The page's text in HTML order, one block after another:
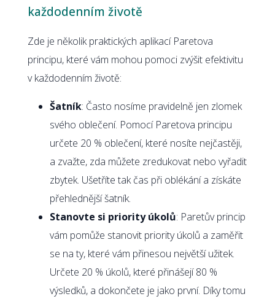
každodenním životě
Zde je několik praktických aplikací Paretova
principu, které vám mohou pomoci zvýšit efektivitu
v každodenním životě:
Šatník: Často nosíme pravidelně jen zlomek
svého oblečení. Pomocí Paretova principu
určete 20 % oblečení, které nosíte nejčastěji,
a zvažte, zda můžete zredukovat nebo vyřadit
zbytek. Ušetříte tak čas při oblékání a získáte
přehlednější šatník.
Stanovte si priority úkolů: Paretův princip
vám pomůže stanovit priority úkolů a zaměřit
se na ty, které vám přinesou největší užitek.
Určete 20 % úkolů, které přinášejí 80 %
výsledků, a dokončete je jako první. Díky tomu